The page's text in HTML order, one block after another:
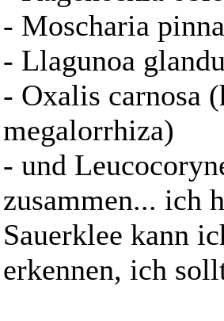
- Moscharia
- Llagunoa
- Oxalis carnosa
megalorrhiza)
- und
zusammen... ich
Sauerklee kann
erkennen, ich